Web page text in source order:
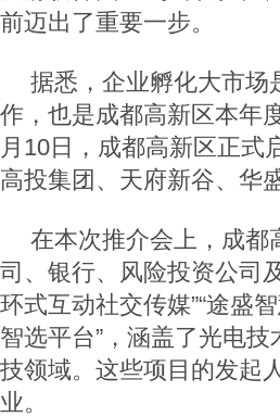
前迈出了重要一步。
据悉，企业孵化大市场
作，也是成都高新区本年
月10日，成都高新区正式
高投集团、天府新谷、华
在本次推介会上，成都
司、银行、风险投资公司
环式互动社交传媒”“途盛
智选平台”，涵盖了光电
技领域。这些项目的发起
业。